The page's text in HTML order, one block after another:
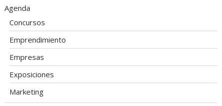
Agenda
Concursos
Emprendimiento
Empresas
Exposiciones
Marketing